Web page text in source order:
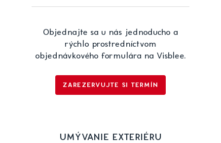
Objednajte sa u nás jednoducho a
rýchlo prostredníctvom
objednávkového formulára na Visblee.
ZAREZERVUJTE SI TERMÍN
UMÝVANIE EXTERIÉRU